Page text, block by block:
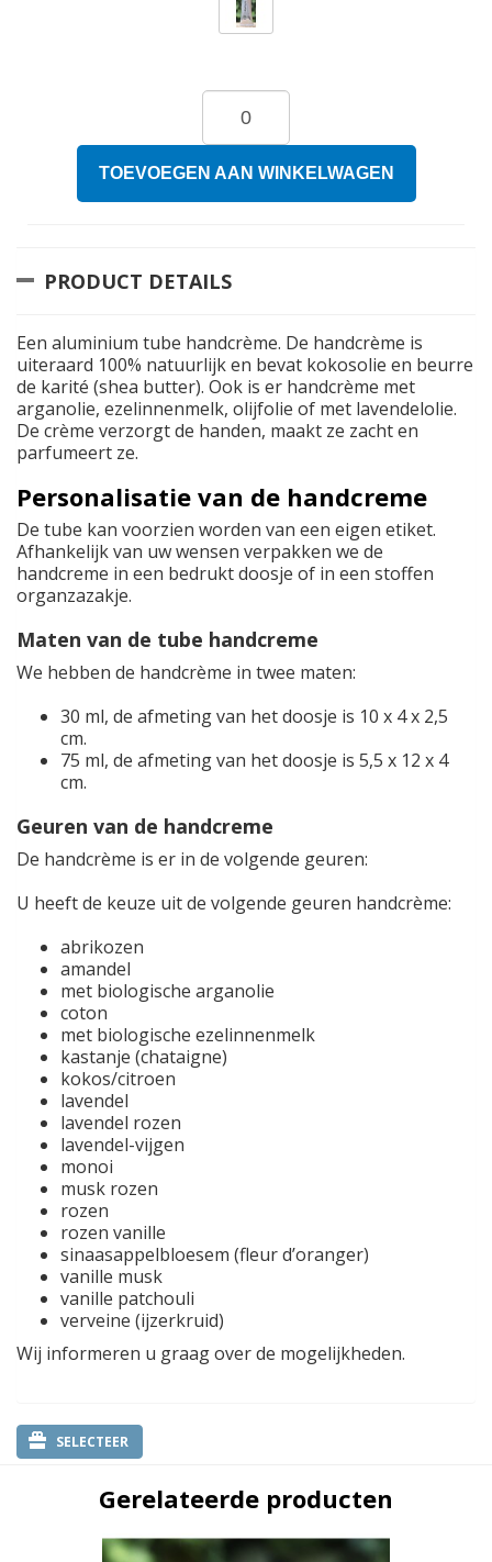
TOEVOEGEN AAN WINKELWAGEN
PRODUCT DETAILS
Een aluminium tube handcrème. De handcrème is
uiteraard 100% natuurlijk en bevat kokosolie en beurre
de karité (shea butter). Ook is er handcrème met
arganolie, ezelinnenmelk, olijfolie of met lavendelolie.
De crème verzorgt de handen, maakt ze zacht en
parfumeert ze.
Personalisatie van de handcreme
De tube kan voorzien worden van een eigen etiket.
Afhankelijk van uw wensen verpakken we de
handcreme in een bedrukt doosje of in een stoffen
organzazakje.
Maten van de tube handcreme
We hebben de handcrème in twee maten:
30 ml, de afmeting van het doosje is 10 x 4 x 2,5
cm.
75 ml, de afmeting van het doosje is 5,5 x 12 x 4
cm.
Geuren van de handcreme
De handcrème is er in de volgende geuren:
U heeft de keuze uit de volgende geuren handcrème:
abrikozen
amandel
met biologische arganolie
coton
met biologische ezelinnenmelk
kastanje (chataigne)
kokos/citroen
lavendel
lavendel rozen
lavendel-vijgen
monoi
musk rozen
rozen
rozen vanille
sinaasappelbloesem (fleur d’oranger)
vanille musk
vanille patchouli
verveine (ijzerkruid)
Wij informeren u graag over de mogelijkheden.
SELECTEER
Gerelateerde producten